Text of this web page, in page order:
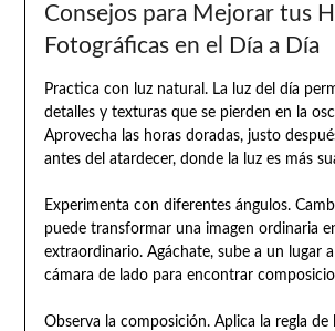
Consejos para Mejorar tus
Fotográficas en el Día a Día
Practica con luz natural. La luz del día
detalles y texturas que se pierden en la
Aprovecha las horas doradas, justo
antes del atardecer, donde la luz es más
Experimenta con diferentes ángulos.
puede transformar una imagen ordinaria
extraordinario. Agáchate, sube a un lugar
cámara de lado para encontrar
Observa la composición. Aplica la regla de